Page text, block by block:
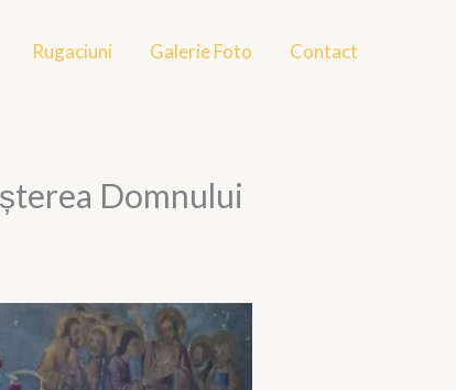
Rugaciuni Galerie Foto Contact
Domnului